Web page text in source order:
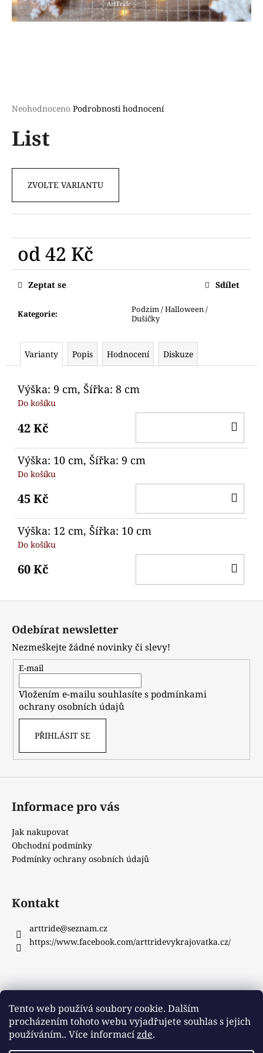
Tento web používá soubory cookie. Dalším
procházením tohoto webu vyjadřujete souhlas s jejich
používáním.. Více informacízde.
Průměrné
produktu
je
hvězdiček.
Neohodnoceno Podrobnosti hodnocení
List
ZVOLTE VARIANTU
od42 Kč
Měrná
cena:
Kategorie:
Podzim / Halloween /
Dušičky
Zeptat se Sdílet
Varianty Popis Hodnocení Diskuze
Výška: 9 cm, Šířka: 8 cm
Do košíku
42 Kč
Výška: 10 cm, Šířka: 9 cm
Do košíku
45 Kč
Výška: 12 cm, Šířka: 10 cm
Do košíku
60 Kč
a
o
p
r
u
č
u
m
VYKRAJOVÁTKA
HOLKA
KLUK
HLAVY
Kč
Z
Odebírat newsletter
Nezmeškejte žádné novinky či slevy!
E-mail
Vložením e-mailu souhlasíte spodmínkami
ochrany osobních údajů
PŘIHLÁSIT SE
Informace pro vás
Jak nakupovat
Obchodní podmínky
Podmínky ochrany osobních údajů
Kontakt
arttride@seznam.cz
https://www.facebook.com/arttridevykrajovatka.cz/
Instagram